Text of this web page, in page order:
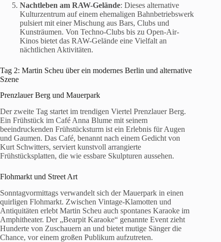
Nachtleben am RAW-Gelände: Dieses alternative
Kulturzentrum auf einem ehemaligen Bahnbetriebswerk
pulsiert mit einer Mischung aus Bars, Clubs und
Kunsträumen. Von Techno-Clubs bis zu Open-Air-
Kinos bietet das RAW-Gelände eine Vielfalt an
nächtlichen Aktivitäten.
Tag 2: Martin Scheu über ein modernes Berlin und alternative
Szene
Prenzlauer Berg und Mauerpark
Der zweite Tag startet im trendigen Viertel Prenzlauer Berg.
Ein Frühstück im Café Anna Blume mit seinem
beeindruckenden Frühstücksturm ist ein Erlebnis für Augen
und Gaumen. Das Café, benannt nach einem Gedicht von
Kurt Schwitters, serviert kunstvoll arrangierte
Frühstücksplatten, die wie essbare Skulpturen aussehen.
Flohmarkt und Street Art
Sonntagvormittags verwandelt sich der Mauerpark in einen
quirligen Flohmarkt. Zwischen Vintage-Klamotten und
Antiquitäten erlebt Martin Scheu auch spontanes Karaoke im
Amphitheater. Der „Bearpit Karaoke“ genannte Event zieht
Hunderte von Zuschauern an und bietet mutige Sänger die
Chance, vor einem großen Publikum aufzutreten.